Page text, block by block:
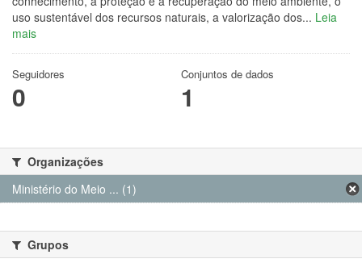
uso sustentável dos recursos naturais, a valorização dos... Leia
mais
Seguidores
0
Conjuntos de dados
1
Organizações
Ministério do Meio ... (1)
Grupos